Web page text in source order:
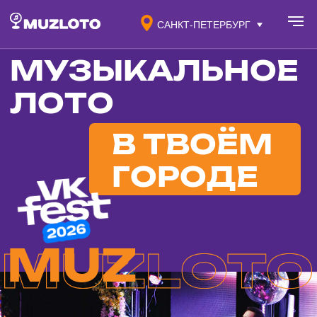
САНКТ-ПЕТЕРБУРГ
В ТВОЁМ
ГОРОДЕ
МУЗЫКАЛЬНОЕ
ЛОТО
MUZ